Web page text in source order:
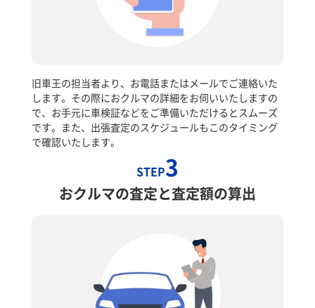
旧車王の担当者より、お電話またはメールでご連絡いた
します。その際におクルマの詳細をお伺いいたしますの
で、お手元に車検証などをご準備いただけるとスムーズ
です。また、出張査定のスケジュールもこのタイミング
で確認いたします。
STEP3
おクルマの査定と査定額の算出